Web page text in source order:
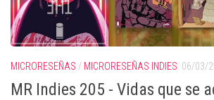
MICRORESEÑAS / MICRORESEÑAS INDIES 06/03/
MR Indies 205 - Vidas que se